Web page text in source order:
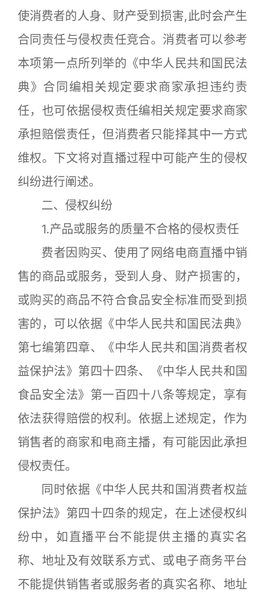
使消费者的人身、财产受到损害,此时会产生
合同责任与侵权责任竞合。消费者可以参考
本项第一点所列举的《中华人民共和国民法
典》合同编相关规定要求商家承担违约责
任，也可依据侵权责任编相关规定要求商家
承担赔偿责任，但消费者只能择其中一方式
维权。下文将对直播过程中可能产生的侵权
纠纷进行阐述。
二、侵权纠纷
1.产品或服务的质量不合格的侵权责任
费者因购买、使用了网络电商直播中销
售的商品或服务，受到人身、财产损害的，
或购买的商品不符合食品安全标准而受到损
害的，可以依据《中华人民共和国民法典》
第七编第四章、《中华人民共和国消费者权
益保护法》第四十四条、《中华人民共和国
食品安全法》第一百四十八条等规定，享有
依法获得赔偿的权利。依据上述规定，作为
销售者的商家和电商主播，有可能因此承担
侵权责任。
同时依据《中华人民共和国消费者权益
保护法》第四十四条的规定，在上述侵权纠
纷中，如直播平台不能提供主播的真实名
称、地址及有效联系方式、或电子商务平台
不能提供销售者或服务者的真实名称、地址